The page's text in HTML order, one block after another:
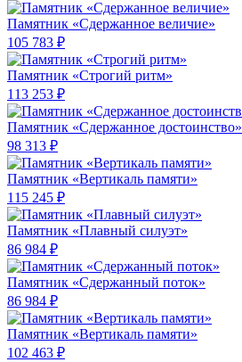
Памятник «Сдержанное величие»
105 783 ₽
Памятник «Строгий ритм»
113 253 ₽
Памятник «Сдержанное достоинство»
98 313 ₽
Памятник «Вертикаль памяти»
115 245 ₽
Памятник «Плавный силуэт»
86 984 ₽
Памятник «Сдержанный поток»
86 984 ₽
Памятник «Вертикаль памяти»
102 463 ₽